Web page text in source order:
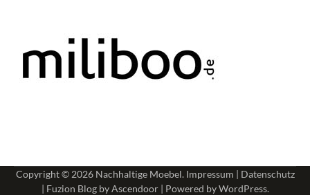
Copyright © 2026 Nachhaltige Moebel. Impressum | Datenschutz
| Fuzion Blog byAscendoor| Powered byWordPress.